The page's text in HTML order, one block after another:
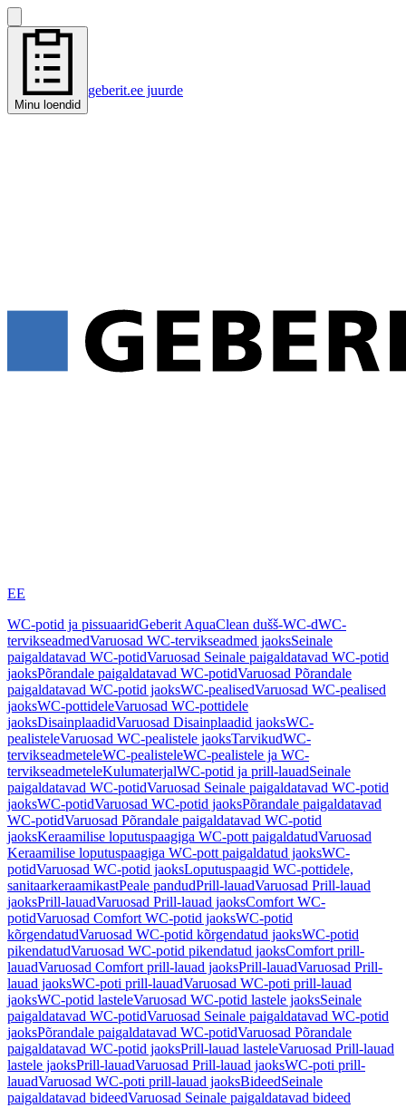
Minu loendid
geberit.ee juurde
EE
WC-potid ja pissuaaridGeberit AquaClean dušš-WC-dWC-
tervikseadmedVaruosad WC-tervikseadmed jaoksSeinale
paigaldatavad WC-potidVaruosad Seinale paigaldatavad WC-potid
jaoksPõrandale paigaldatavad WC-potidVaruosad Põrandale
paigaldatavad WC-potid jaoksWC-pealisedVaruosad WC-pealised
jaoksWC-pottideleVaruosad WC-pottidele
jaoksDisainplaadidVaruosad Disainplaadid jaoksWC-
pealisteleVaruosad WC-pealistele jaoksTarvikudWC-
tervikseadmeteleWC-pealisteleWC-pealistele ja WC-
tervikseadmeteleKulumaterjalWC-potid ja prill-lauadSeinale
paigaldatavad WC-potidVaruosad Seinale paigaldatavad WC-potid
jaoksWC-potidVaruosad WC-potid jaoksPõrandale paigaldatavad
WC-potidVaruosad Põrandale paigaldatavad WC-potid
jaoksKeraamilise loputuspaagiga WC-pott paigaldatudVaruosad
Keraamilise loputuspaagiga WC-pott paigaldatud jaoksWC-
potidVaruosad WC-potid jaoksLoputuspaagid WC-pottidele,
sanitaarkeraamikastPeale pandudPrill-lauadVaruosad Prill-lauad
jaoksPrill-lauadVaruosad Prill-lauad jaoksComfort WC-
potidVaruosad Comfort WC-potid jaoksWC-potid
kõrgendatudVaruosad WC-potid kõrgendatud jaoksWC-potid
pikendatudVaruosad WC-potid pikendatud jaoksComfort prill-
lauadVaruosad Comfort prill-lauad jaoksPrill-lauadVaruosad Prill-
lauad jaoksWC-poti prill-lauadVaruosad WC-poti prill-lauad
jaoksWC-potid lasteleVaruosad WC-potid lastele jaoksSeinale
paigaldatavad WC-potidVaruosad Seinale paigaldatavad WC-potid
jaoksPõrandale paigaldatavad WC-potidVaruosad Põrandale
paigaldatavad WC-potid jaoksPrill-lauad lasteleVaruosad Prill-lauad
lastele jaoksPrill-lauadVaruosad Prill-lauad jaoksWC-poti prill-
lauadVaruosad WC-poti prill-lauad jaoksBideedSeinale
paigaldatavad bideedVaruosad Seinale paigaldatavad bideed